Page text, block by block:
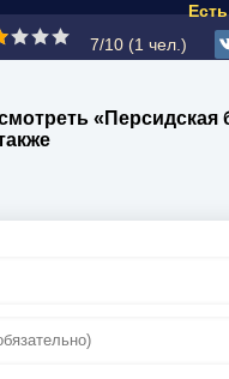
7/10 (1 чел.)
«Персидская